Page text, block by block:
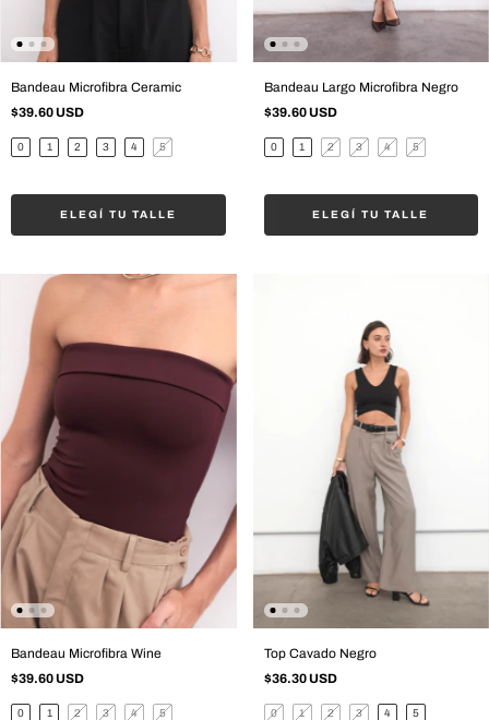
Bandeau Microfibra Ceramic
$39.60 USD
0 1 2 3 4 5
ELEGÍ TU TALLE
Bandeau Largo Microfibra Negro
$39.60 USD
0 1 2 3 4 5
ELEGÍ TU TALLE
Bandeau Microfibra Wine
$39.60 USD
0 1 2 3 4 5
Top Cavado Negro
$36.30 USD
0 1 2 3 4 5